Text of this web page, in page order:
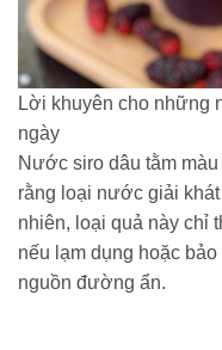
Lời khuyên cho những
ngày
Nước siro dâu tằm
rằng loại nước giải khát
nhiên, loại quả này chỉ
nếu lạm dụng hoặc
nguồn đường ẩn.